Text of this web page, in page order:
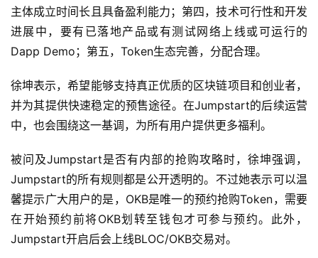
主体成立时间长且具备盈利能力；第四，技术可行性和开发
进展中，要有已落地产品或有测试网络上线或可运行的
Dapp Demo；第五，Token生态完善，分配合理。
徐坤表示，希望能够支持真正优质的区块链项目和创业者，
并为其提供快速稳定的预售途径。在Jumpstart的后续运营
中，也会围绕这一基调，为所有用户提供更多福利。
被问及Jumpstart是否有内部的抢购攻略时，徐坤强调，
Jumpstart的所有规则都是公开透明的。不过她表示可以温
馨提示广大用户的是，OKB是唯一的预约抢购Token，需要
在开始预约前将OKB划转至钱包才可参与预约。此外，
Jumpstart开启后会上线BLOC/OKB交易对。